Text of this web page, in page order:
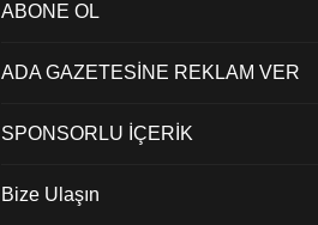
ABONE OL
ADA GAZETESİNE REKLAM VER
SPONSORLU İÇERİK
Bize Ulaşın